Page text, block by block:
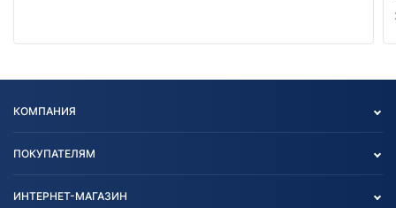
КОМПАНИЯ
ПОКУПАТЕЛЯМ
ИНТЕРНЕТ-МАГАЗИН